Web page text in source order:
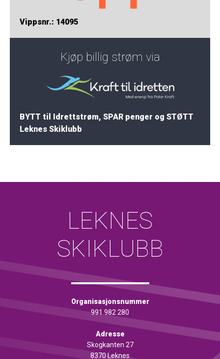
Vippsnr.: 14095
Kjøp billig strøm via
BYTT til Idrettstrøm, SPAR penger og STØTT
Leknes Skiklubb
LEKNES
SKIKLUBB
Organisasjonsnummer
991 982 280
Adresse
Skogkanten 27
8370 Leknes